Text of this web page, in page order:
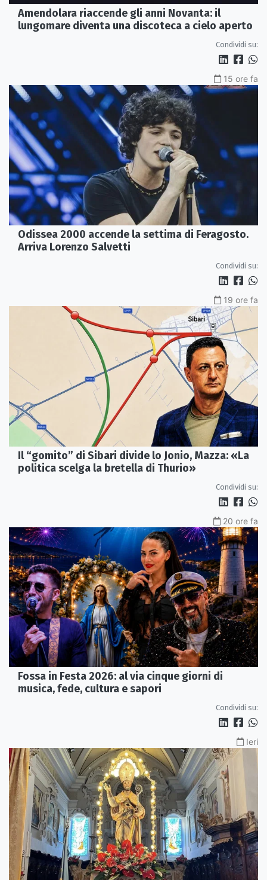
Amendolara riaccende gli anni Novanta: il
lungomare diventa una discoteca a cielo aperto
Condividi su:
15 ore fa
Odissea 2000 accende la settima di Feragosto.
Arriva Lorenzo Salvetti
Condividi su:
19 ore fa
Il “gomito” di Sibari divide lo Jonio, Mazza: «La
politica scelga la bretella di Thurio»
Condividi su:
20 ore fa
Fossa in Festa 2026: al via cinque giorni di
musica, fede, cultura e sapori
Condividi su:
Ieri